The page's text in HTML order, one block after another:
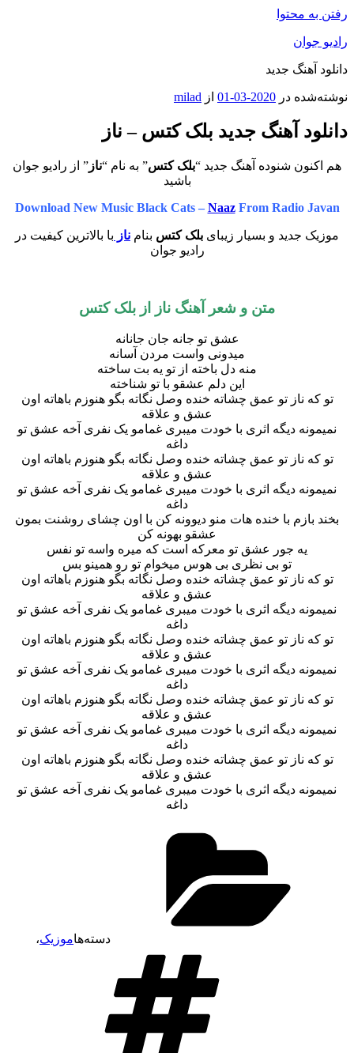
رفتن به محتوا
رادیو جوان
دانلود آهنگ جدید
نوشته‌شده در 2020-03-01 از milad
دانلود آهنگ جدید بلک کتس – ناز
هم اکنون شنوده آهنگ جدید “بلک کتس” به نام “ناز ” از رادیو جوان
باشید
Download New Music Black Cats – NaazFrom Radio Javan
موزیک جدید و بسیار زیبای بلک کتس بنام ناز با بالاترین کیفیت در
رادیو جوان
متن و شعر آهنگ ناز از بلک کتس
عشق تو جانه جان جانانه
میدونی واست مردن آسانه
منه دل باخته از تو یه بت ساخته
این دلم عشقو با تو شناخته
تو که ناز تو عمق چشاته خنده وصل نگاته بگو هنوزم باهاته اون
عشق و علاقه
نمیمونه دیگه اثری با خودت میبری غمامو یک نفری آخه عشق تو
داغه
تو که ناز تو عمق چشاته خنده وصل نگاته بگو هنوزم باهاته اون
عشق و علاقه
نمیمونه دیگه اثری با خودت میبری غمامو یک نفری آخه عشق تو
داغه
بخند بازم با خنده هات منو دیوونه کن با اون چشای روشنت بمون
عشقو بهونه کن
یه جور عشق تو معرکه است که میره واسه تو نفس
تو بی نظری بی هوس میخوام تو رو همینو بس
تو که ناز تو عمق چشاته خنده وصل نگاته بگو هنوزم باهاته اون
عشق و علاقه
نمیمونه دیگه اثری با خودت میبری غمامو یک نفری آخه عشق تو
داغه
تو که ناز تو عمق چشاته خنده وصل نگاته بگو هنوزم باهاته اون
عشق و علاقه
نمیمونه دیگه اثری با خودت میبری غمامو یک نفری آخه عشق تو
داغه
تو که ناز تو عمق چشاته خنده وصل نگاته بگو هنوزم باهاته اون
عشق و علاقه
نمیمونه دیگه اثری با خودت میبری غمامو یک نفری آخه عشق تو
داغه
تو که ناز تو عمق چشاته خنده وصل نگاته بگو هنوزم باهاته اون
عشق و علاقه
نمیمونه دیگه اثری با خودت میبری غمامو یک نفری آخه عشق تو
داغه
دسته‌هاموزیک،